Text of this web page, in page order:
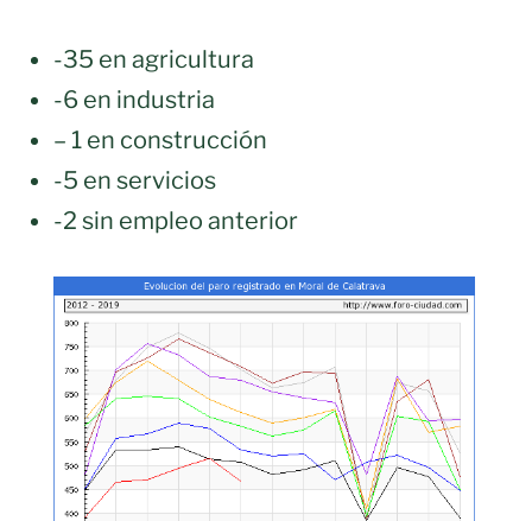
-35 en agricultura
-6 en industria
– 1 en construcción
-5 en servicios
-2 sin empleo anterior